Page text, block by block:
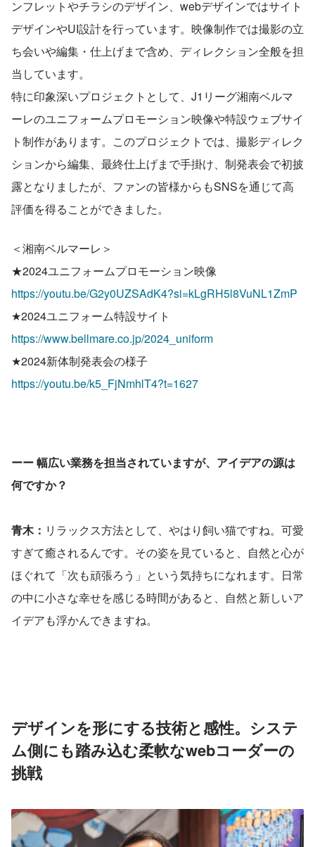
ンフレットやチラシのデザイン、webデザインではサイト
デザインやUI設計を行っています。映像制作では撮影の立
ち会いや編集・仕上げまで含め、ディレクション全般を担
当しています。
特に印象深いプロジェクトとして、J1リーグ湘南ベルマ
ーレのユニフォームプロモーション映像や特設ウェブサイ
ト制作があります。このプロジェクトでは、撮影ディレク
ションから編集、最終仕上げまで手掛け、制発表会で初披
露となりましたが、ファンの皆様からもSNSを通じて高
評価を得ることができました。
＜湘南ベルマーレ＞
★2024ユニフォームプロモーション映像
https://youtu.be/G2y0UZSAdK4?si=kLgRH5l8VuNL1ZmP
★2024ユニフォーム特設サイト
https://www.bellmare.co.jp/2024_uniform
★2024新体制発表会の様子
https://youtu.be/k5_FjNmhlT4?t=1627
ーー 幅広い業務を担当されていますが、アイデアの源は
何ですか？
青木： リラックス方法として、やはり飼い猫ですね。可愛
すぎて癒されるんです。その姿を見ていると、自然と心が
ほぐれて「次も頑張ろう」という気持ちになれます。日常
の中に小さな幸せを感じる時間があると、自然と新しいア
イデアも浮かんできますね。
デザインを形にする技術と感性。システ
ム側にも踏み込む柔軟なwebコーダーの
挑戦